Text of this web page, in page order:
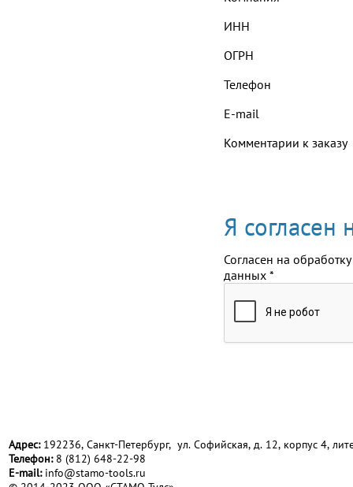
ИНН
ОГРН
Телефон
E-mail
Комментарии к заказу
Я согласен
Согласен на обработку
данных *
Адрес:192236, Санкт-Петербург, ул. Софийская, д. 12, корпус 4,
Телефон:8 (812) 648-22-98
Е-mail: info@stamo-tools.ru